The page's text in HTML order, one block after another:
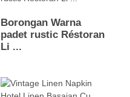
Borongan Warna
padet rustic Réstoran
Li ...